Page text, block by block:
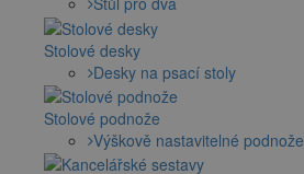
Stolové desky
Desky na psací stoly
Stolové podnože
Výškově nastavitelné podnože